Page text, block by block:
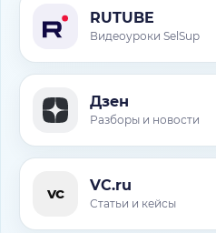
RUTUBE
Видеоуроки SelSup
Дзен
Разборы и новости
vc VC.ru
Статьи и кейсы